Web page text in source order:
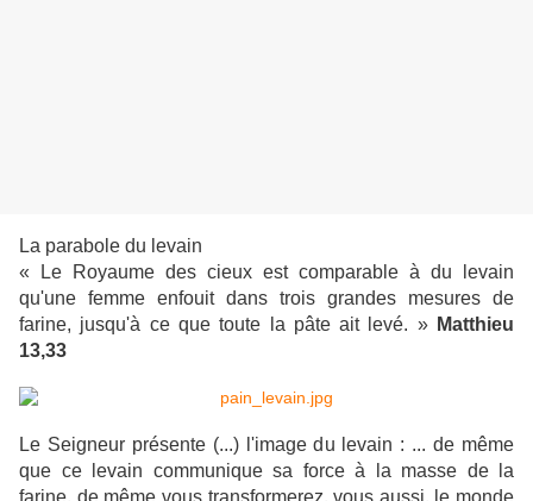
La parabole du levain
« Le Royaume des cieux est comparable à du levain
qu'une femme enfouit dans trois grandes mesures de
farine, jusqu'à ce que toute la pâte ait levé. »
Matthieu
13,33
Le Seigneur présente (...) l'image du levain : ... de même
que ce levain communique sa force à la masse de la